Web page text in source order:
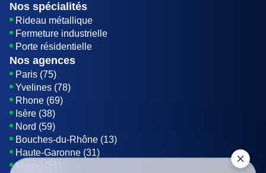
Nos spécialités
Rideau métallique
Fermeture industrielle
Porte résidentielle
Nos agences
Paris (75)
Yvelines (78)
Rhone (69)
Isère (38)
Nord (59)
Bouches-du-Rhône (13)
Haute-Garonne (31)
Marne (51)